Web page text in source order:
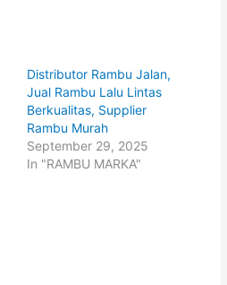
Distributor Rambu Jalan,
Jual Rambu Lalu Lintas
Berkualitas, Supplier
Rambu Murah
September 29, 2025
In "RAMBU MARKA"